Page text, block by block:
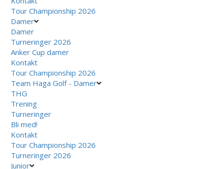
Tour Championship 2026
Damer
Damer
Turneringer 2026
Anker Cup damer
Kontakt
Tour Championship 2026
Team Haga Golf - Damer
THG
Trening
Turneringer
Bli med!
Kontakt
Tour Championship 2026
Turneringer 2026
Junior